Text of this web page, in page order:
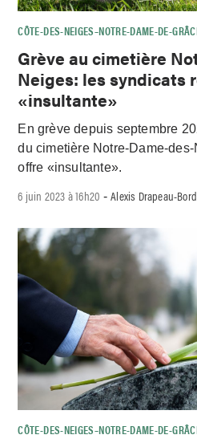
CÔTE-DES-NEIGES–NOTRE-DAME-DE-
Grève au cimetière
Neiges: les syndicats
«insultante»
En grève depuis septembre
du cimetière Notre-Dame-
offre «insultante».
6 juin 2023 à 16h20 -Alexis Drapeau-
CÔTE-DES-NEIGES–NOTRE-DAME-DE-